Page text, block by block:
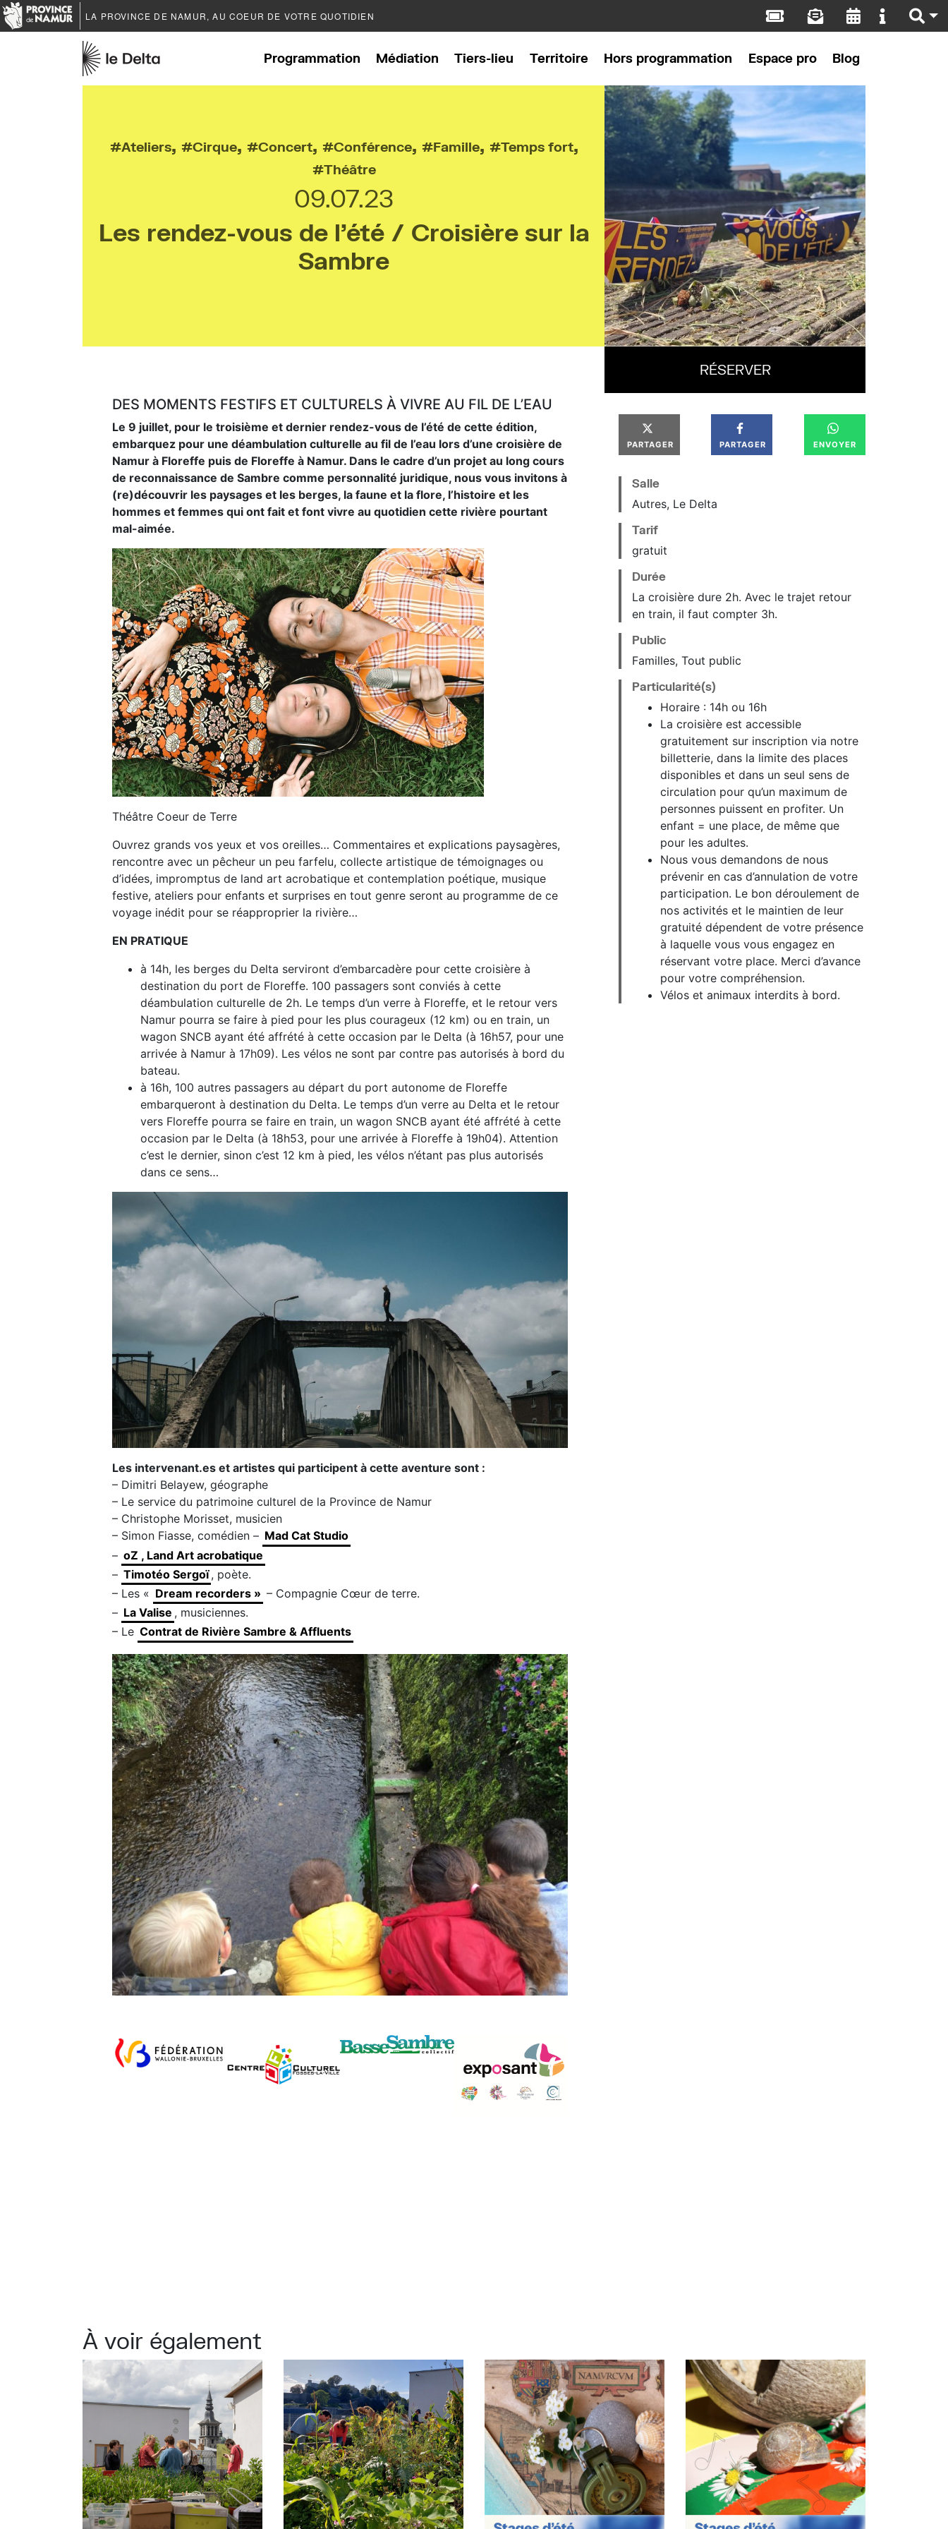
LA PROVINCE DE NAMUR, AU COEUR DE VOTRE QUOTIDIEN
Programmation Médiation Tiers-lieu Territoire Hors programmation Espace pro Blog
Ateliers, Cirque, Concert, Conférence, Famille, Temps fort,
Théâtre
09.07.23
Les rendez-vous de l’été / Croisière sur la
Sambre
DES MOMENTS FESTIFS ET CULTURELS À VIVRE AU FIL DE L’EAU
Le 9 juillet, pour le troisième et dernier rendez-vous de l’été de cette édition,
embarquez pour une déambulation culturelle au fil de l’eau lors d’une croisière de
Namur à Floreffe puis de Floreffe à Namur. Dans le cadre d’un projet au long cours
de reconnaissance de Sambre comme personnalité juridique, nous vous invitons à
(re)découvrir les paysages et les berges, la faune et la flore, l’histoire et les
hommes et femmes qui ont fait et font vivre au quotidien cette rivière pourtant
mal-aimée.
Théâtre Coeur de Terre
Ouvrez grands vos yeux et vos oreilles… Commentaires et explications paysagères,
rencontre avec un pêcheur un peu farfelu, collecte artistique de témoignages ou
d’idées, impromptus de land art acrobatique et contemplation poétique, musique
festive, ateliers pour enfants et surprises en tout genre seront au programme de ce
voyage inédit pour se réapproprier la rivière…
EN PRATIQUE
à 14h, les berges du Delta serviront d’embarcadère pour cette croisière à
destination du port de Floreffe. 100 passagers sont conviés à cette
déambulation culturelle de 2h. Le temps d’un verre à Floreffe, et le retour vers
Namur pourra se faire à pied pour les plus courageux (12 km) ou en train, un
wagon SNCB ayant été affrété à cette occasion par le Delta (à 16h57, pour une
arrivée à Namur à 17h09). Les vélos ne sont par contre pas autorisés à bord du
bateau.
à 16h, 100 autres passagers au départ du port autonome de Floreffe
embarqueront à destination du Delta. Le temps d’un verre au Delta et le retour
vers Floreffe pourra se faire en train, un wagon SNCB ayant été affrété à cette
occasion par le Delta (à 18h53, pour une arrivée à Floreffe à 19h04). Attention
c’est le dernier, sinon c’est 12 km à pied, les vélos n’étant pas plus autorisés
dans ce sens…
Les intervenant.es et artistes qui participent à cette aventure sont :
– Dimitri Belayew, géographe
– Le service du patrimoine culturel de la Province de Namur
– Christophe Morisset, musicien
– Simon Fiasse, comédien – Mad Cat Studio
– oZ , Land Art acrobatique
– Timotéo Sergoï, poète.
– Les « Dream recorders » – Compagnie Cœur de terre.
– La Valise , musiciennes.
– Le Contrat de Rivière Sambre & Affluents
RÉSERVER
PARTAGER PARTAGER ENVOYER
Salle
Autres, Le Delta
Tarif
gratuit
Durée
La croisière dure 2h. Avec le trajet retour
en train, il faut compter 3h.
Public
Familles, Tout public
Particularité(s)
Horaire : 14h ou 16h
La croisière est accessible
gratuitement sur inscription via notre
billetterie, dans la limite des places
disponibles et dans un seul sens de
circulation pour qu’un maximum de
personnes puissent en profiter. Un
enfant = une place, de même que
pour les adultes.
Nous vous demandons de nous
prévenir en cas d’annulation de votre
participation. Le bon déroulement de
nos activités et le maintien de leur
gratuité dépendent de votre présence
à laquelle vous vous engagez en
réservant votre place. Merci d’avance
pour votre compréhension.
Vélos et animaux interdits à bord.
À voir également